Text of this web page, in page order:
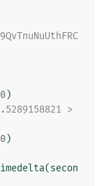
)
>
)
(secon